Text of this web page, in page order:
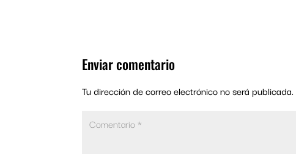
Enviar comentario
Tu dirección de correo electrónico no será publicada.